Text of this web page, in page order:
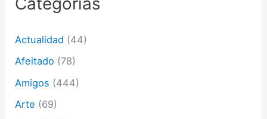
r
e
c
r
Actualidad (44)
Afeitado (78)
Amigos (444)
Arte (69)